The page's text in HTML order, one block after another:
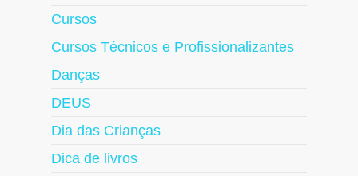
Cursos
Cursos Técnicos e Profissionalizantes
Danças
DEUS
Dia das Crianças
Dica de livros